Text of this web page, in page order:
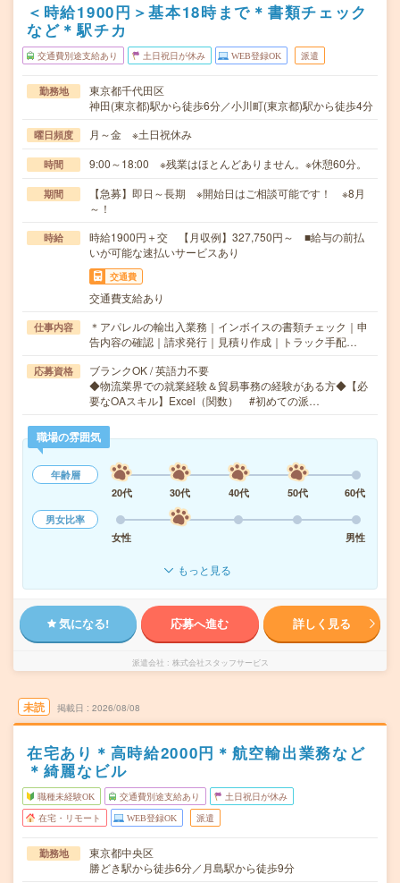
＜時給1900円＞基本18時まで＊書類チェック
など＊駅チカ
交通費別途支給あり 土日祝日が休み WEB登録OK 派遣
勤務地
東京都千代田区
神田(東京都)駅から徒歩6分／小川町(東京都)駅から徒歩4分
曜日頻度 月～金 ※土日祝休み
時間 9:00～18:00 ※残業はほとんどありません。※休憩60分。
期間
【急募】即日～長期 ※開始日はご相談可能です！ ※8月
～！
時給
時給1900円＋交 【月収例】327,750円～ ■給与の前払
いが可能な速払いサービスあり
交通費
交通費支給あり
仕事内容
＊アパレルの輸出入業務｜インボイスの書類チェック｜申
告内容の確認｜請求発行｜見積り作成｜トラック手配…
応募資格
ブランクOK / 英語力不要
◆物流業界での就業経験＆貿易事務の経験がある方◆【必
要なOAスキル】Excel（関数） #初めての派…
職場の雰囲気
年齢層
20代
30代 40代 50代
60代
男女比率
女性
男性
もっと見る
気になる! 応募へ進む 詳しく見る
派遣会社 株式会社スタッフサービス
未読 掲載日 2026/08/08
在宅あり＊高時給2000円＊航空輸出業務など
＊綺麗なビル
職種未経験OK 交通費別途支給あり 土日祝日が休み
在宅・リモート WEB登録OK 派遣
勤務地
東京都中央区
勝どき駅から徒歩6分／月島駅から徒歩9分